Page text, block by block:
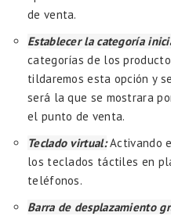
de venta.
Establecer la categoría
categorías de los
tildaremos esta opción y
será la que se mostrara
el punto de venta.
Teclado virtual:Activando
los teclados táctiles en
teléfonos.
Barra de desplazamiento